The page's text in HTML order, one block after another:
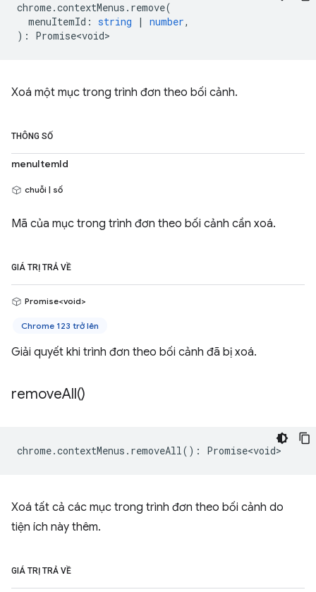
chrome.contextMenus . remove(
menuItemId : string | number,
) : Promise<void>
Xoá một mục trong trình đơn theo bối cảnh.
THÔNG SỐ
menuItemId
chuỗi | số
Mã của mục trong trình đơn theo bối cảnh cần xoá.
GIÁ TRỊ TRẢ VỀ
Promise<void>
Chrome 123 trở lên
Giải quyết khi trình đơn theo bối cảnh đã bị xoá.
removeAll()
chrome.contextMenus . removeAll() : Promise<void>
Xoá tất cả các mục trong trình đơn theo bối cảnh do
tiện ích này thêm.
GIÁ TRỊ TRẢ VỀ